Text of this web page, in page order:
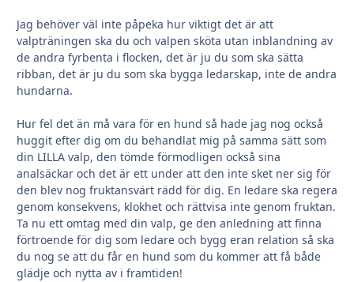
Jag behöver väl inte påpeka hur viktigt det är att
valpträningen ska du och valpen sköta utan inblandning av
de andra fyrbenta i flocken, det är ju du som ska sätta
ribban, det är ju du som ska bygga ledarskap, inte de andra
hundarna.
Hur fel det än må vara för en hund så hade jag nog också
huggit efter dig om du behandlat mig på samma sätt som
din LILLA valp, den tömde förmodligen också sina
analsäckar och det är ett under att den inte sket ner sig för
den blev nog fruktansvärt rädd för dig. En ledare ska regera
genom konsekvens, klokhet och rättvisa inte genom fruktan.
Ta nu ett omtag med din valp, ge den anledning att finna
förtroende för dig som ledare och bygg eran relation så ska
du nog se att du får en hund som du kommer att få både
glädje och nytta av i framtiden!